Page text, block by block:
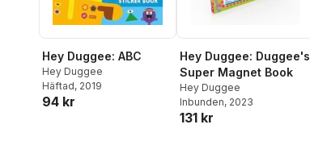
Hey Duggee: ABC
Hey Duggee
Häftad, 2019
94 kr
Hey Duggee: Duggee's
Super Magnet Book
Hey Duggee
Inbunden, 2023
131 kr